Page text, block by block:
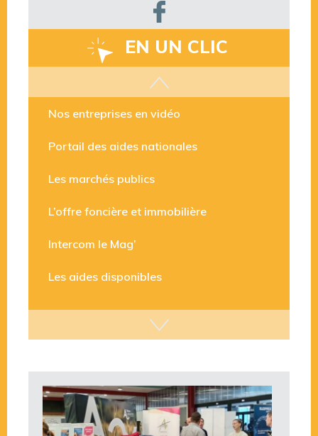
EN UN CLIC
Les aides disponibles
Nos entreprises en vidéo
Portail des aides nationales
Les marchés publics
L’offre foncière et immobilière
Intercom le Mag’